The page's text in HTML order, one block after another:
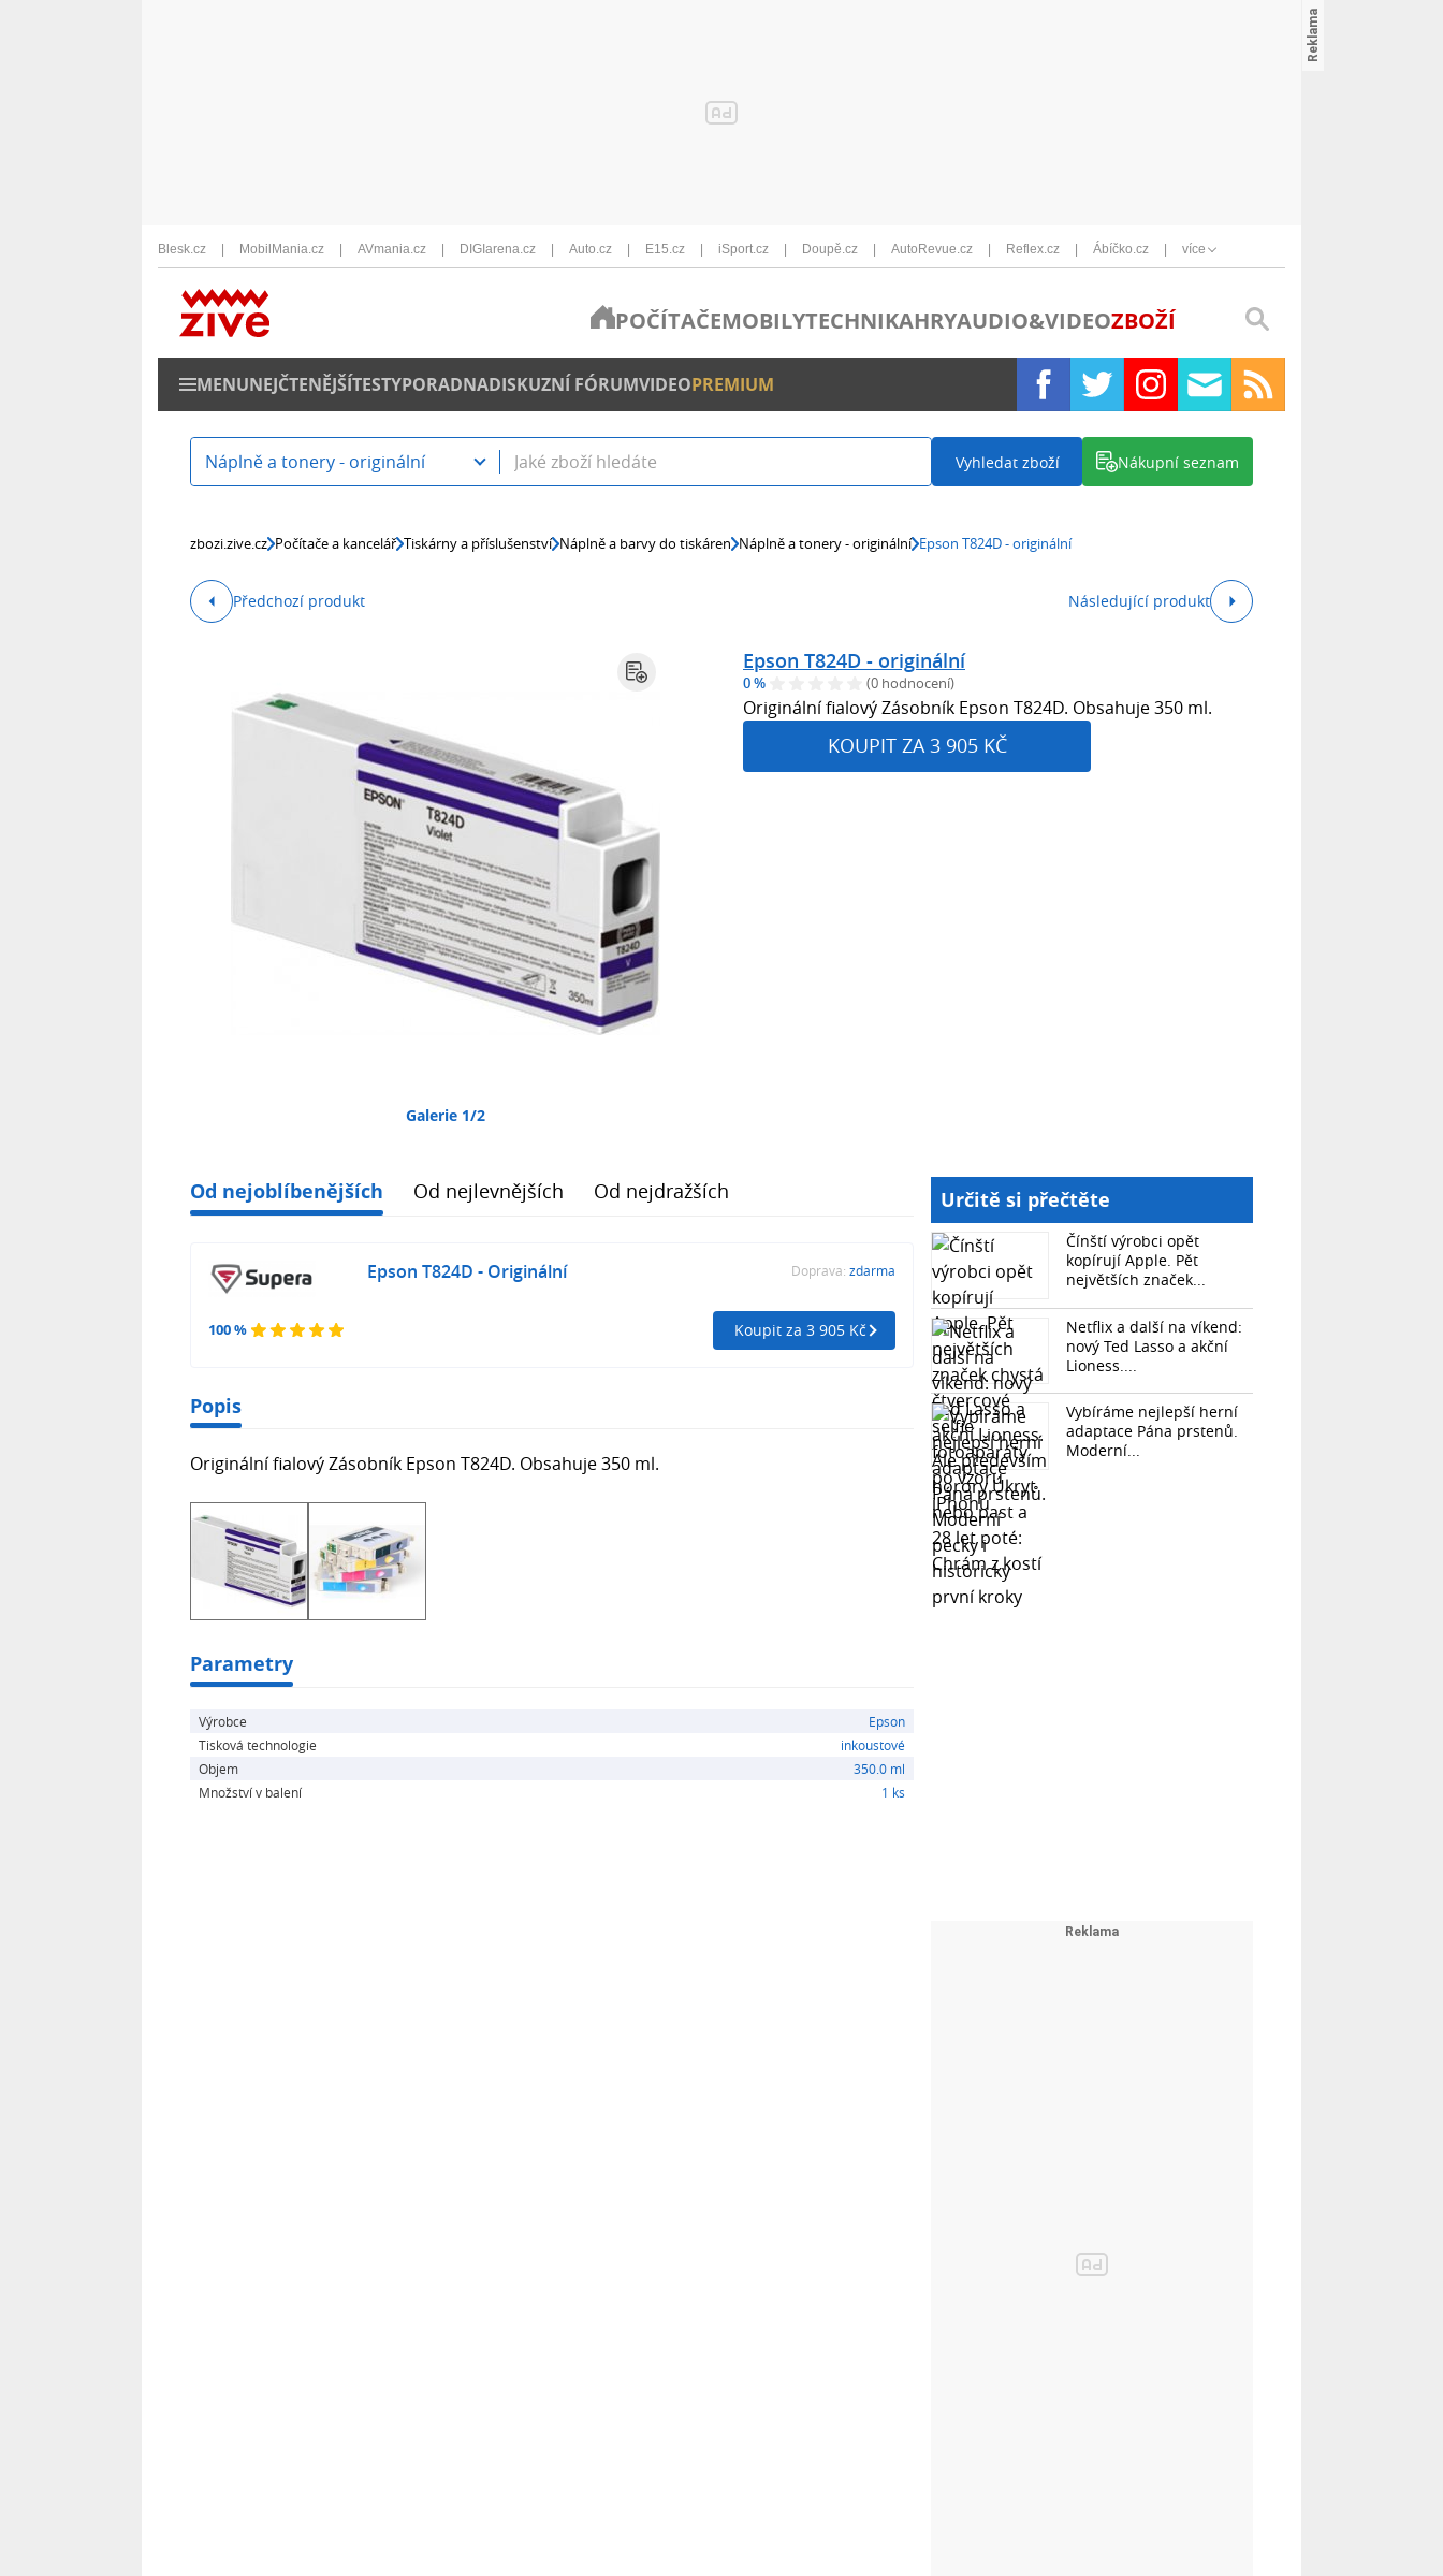
Blesk.cz MobilMania.cz AVmania.cz DIGIarena.cz Auto.cz E15.cz iSport.cz Doupě.cz AutoRevue.cz Reflex.cz Ábíčko.cz více
POČÍTAČEMOBILYTECHNIKAHRYAUDIO&VIDEOZBOŽÍ
MENUNEJČTENĚJŠÍTESTYPORADNADISKUZNÍ FÓRUMVIDEOPREMIUM
Náplně a tonery - originální Vyhledat zboží Nákupní seznam
zbozi.zive.cz Počítače a kancelář Tiskárny a příslušenství Náplně a barvy do tiskáren Náplně a tonery - originální Epson T824D - originální
Předchozí produkt Následující produkt
Galerie 1/2
Epson T824D - originální
0 % (0 hodnocení)
Originální fialový Zásobník Epson T824D. Obsahuje 350 ml.
KOUPIT ZA 3 905 KČ
Od nejoblíbenějších Od nejlevnějších Od nejdražších
100 %
Epson T824D - Originální Doprava: zdarma
Koupit za 3 905 Kč
Popis
Originální fialový Zásobník Epson T824D. Obsahuje 350 ml.
Parametry
Výrobce
Epson
Tisková technologie
inkoustové
Objem
350.0 ml
Množství v balení
1 ks
Určitě si přečtěte
Čínští výrobci opět
kopírují Apple. Pět
největších značek...
Netflix a další na víkend:
nový Ted Lasso a akční
Lioness....
Vybíráme nejlepší herní
adaptace Pána prstenů.
Moderní...